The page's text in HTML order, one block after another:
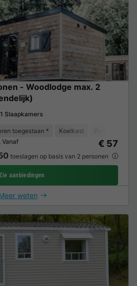
- Woodlodge max. 2
1 Slaapkamers
toegestaan * Koelkast
Vanaf
€ 57
toeslagen op basis van 2 personen
aanbiedingen
weten